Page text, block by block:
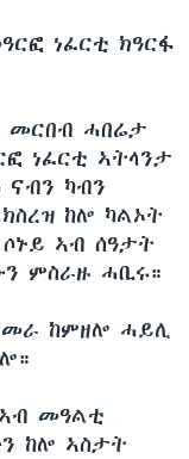
ነፈርቲ ክዓርፋ
መርበብ ሓበሬታ
ነፈርቲ ኣትላንታ
ካብን
ከሎ ካልኦት
ኣብ ሰዓታት
ምስራዙ ሓቢሩ።
ከምዘሎ ሓይሊ
መዓልቲ
ከሎ ኣስታት